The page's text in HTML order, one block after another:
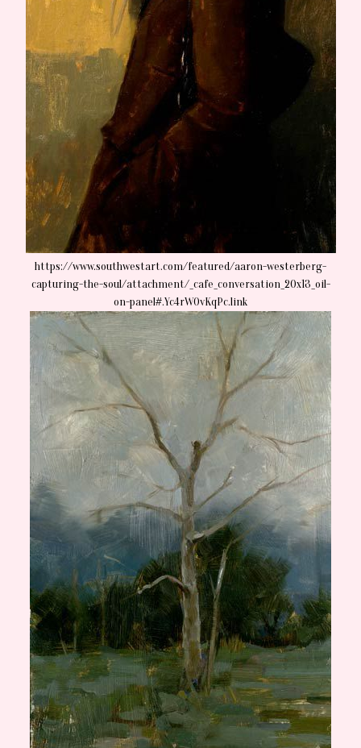
https://www.southwestart.com/featured/aaron-westerberg-
capturing-the-soul/attachment/_cafe_conversation_20x13_oil-
on-panel#.Yc4rWOvKqPc.link